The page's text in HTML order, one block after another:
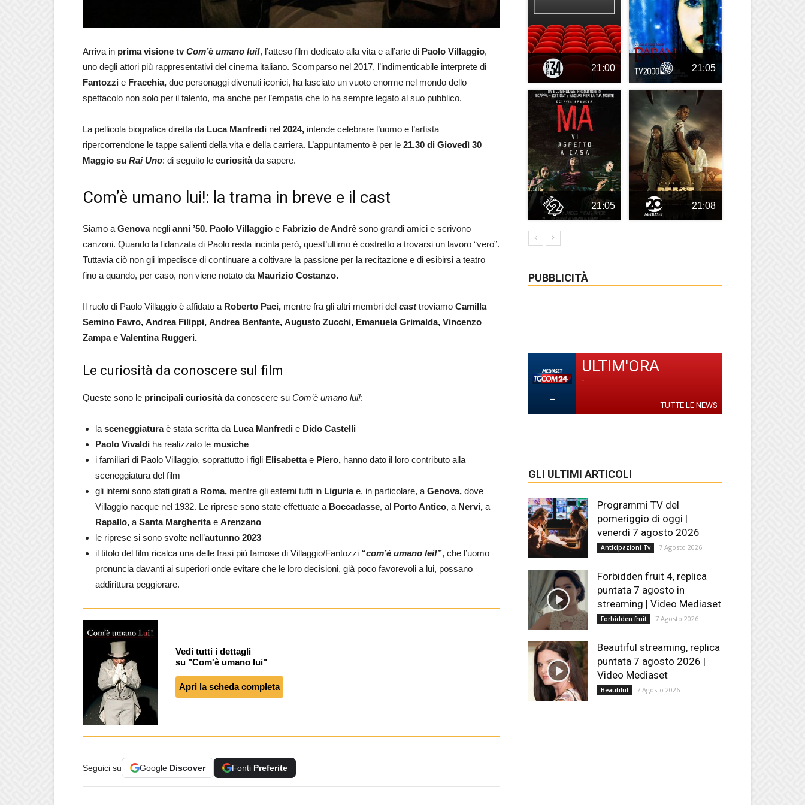
Arriva in prima visione tvCom’è umano lui!, l’atteso film dedicato alla vita e all’arte di Paolo Villaggio,
uno degli attori più rappresentativi del cinema italiano. Scomparso nel 2017, l’indimenticabile interprete di
Fantozzi e Fracchia, due personaggi divenuti iconici, ha lasciato un vuoto enorme nel mondo dello
spettacolo non solo per il talento, ma anche per l’empatia che lo ha sempre legato al suo pubblico.
La pellicola biografica diretta da Luca Manfredi nel 2024, intende celebrare l’uomo e l’artista
ripercorrendone le tappe salienti della vita e della carriera. L’appuntamento è per le 21.30 di Giovedì 30
Maggio su Rai Uno: di seguito le curiositàda sapere.
Com’è umano lui!: la trama in breve e il cast
Siamo a Genovanegli anni ’50. Paolo Villaggio e Fabrizio de Andrè sono grandi amici e scrivono
canzoni. Quando la fidanzata di Paolo resta incinta però, quest’ultimo è costretto a trovarsi un lavoro “vero”.
Tuttavia ciò non gli impedisce di continuare a coltivare la passione per la recitazione e di esibirsi a teatro
fino a quando, per caso, non viene notato da Maurizio Costanzo.
Il ruolo di Paolo Villaggio è affidato a Roberto Paci, mentre fra gli altri membri del casttroviamo Camilla
Semino Favro, Andrea Filippi, Andrea Benfante, Augusto Zucchi, Emanuela Grimalda, Vincenzo
Zampa e Valentina Ruggeri.
Le curiosità da conoscere sul film
Queste sono le principali curiositàda conoscere su Com’è umano lui!:
la sceneggiaturaè stata scritta da Luca Manfredi e Dido Castelli
Paolo Vivaldi ha realizzato le musiche
i familiari di Paolo Villaggio, soprattutto i figli Elisabettae Piero, hanno dato il loro contributo alla
sceneggiatura del film
gli interni sono stati girati a Roma, mentre gli esterni tutti in Liguriae, in particolare, a Genova, dove
Villaggio nacque nel 1932. Le riprese sono state effettuate a Boccadasse, al Porto Antico, a Nervi, a
Rapallo, a Santa Margheritae Arenzano
le riprese si sono svolte nell’autunno 2023
il titolo del film ricalca una delle frasi più famose di Villaggio/Fantozzi “com’è umano lei!”, che l’uomo
pronuncia davanti ai superiori onde evitare che le loro decisioni, già poco favorevoli a lui, possano
addirittura peggiorare.
Vedi tutti i dettagli
su "Com'è umano lui"
Apri la scheda completa
Seguici su Google Discover Fonti Preferite
21:00 21:05
21:05 21:08
PUBBLICITÀ
-
ULTIM'ORA
-
TUTTE LE NEWS
GLI ULTIMI ARTICOLI
Programmi TV del
pomeriggio di oggi |
venerdì 7 agosto 2026
Anticipazioni Tv 7 Agosto 2026
Forbidden fruit 4, replica
puntata 7 agosto in
streaming | Video Mediaset
Forbidden fruit 7 Agosto 2026
Beautiful streaming, replica
puntata 7 agosto 2026 |
Video Mediaset
Beautiful 7 Agosto 2026